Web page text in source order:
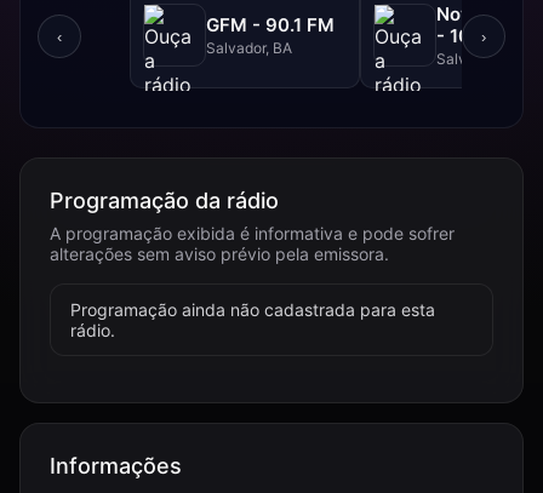
‹
GFM - 90.1 FM
Salvador, BA
NovaBrasil
- 104.7 FM
Salvador, BA
›
Programação da rádio
A programação exibida é informativa e pode sofrer
alterações sem aviso prévio pela emissora.
Programação ainda não cadastrada para esta
rádio.
Informações